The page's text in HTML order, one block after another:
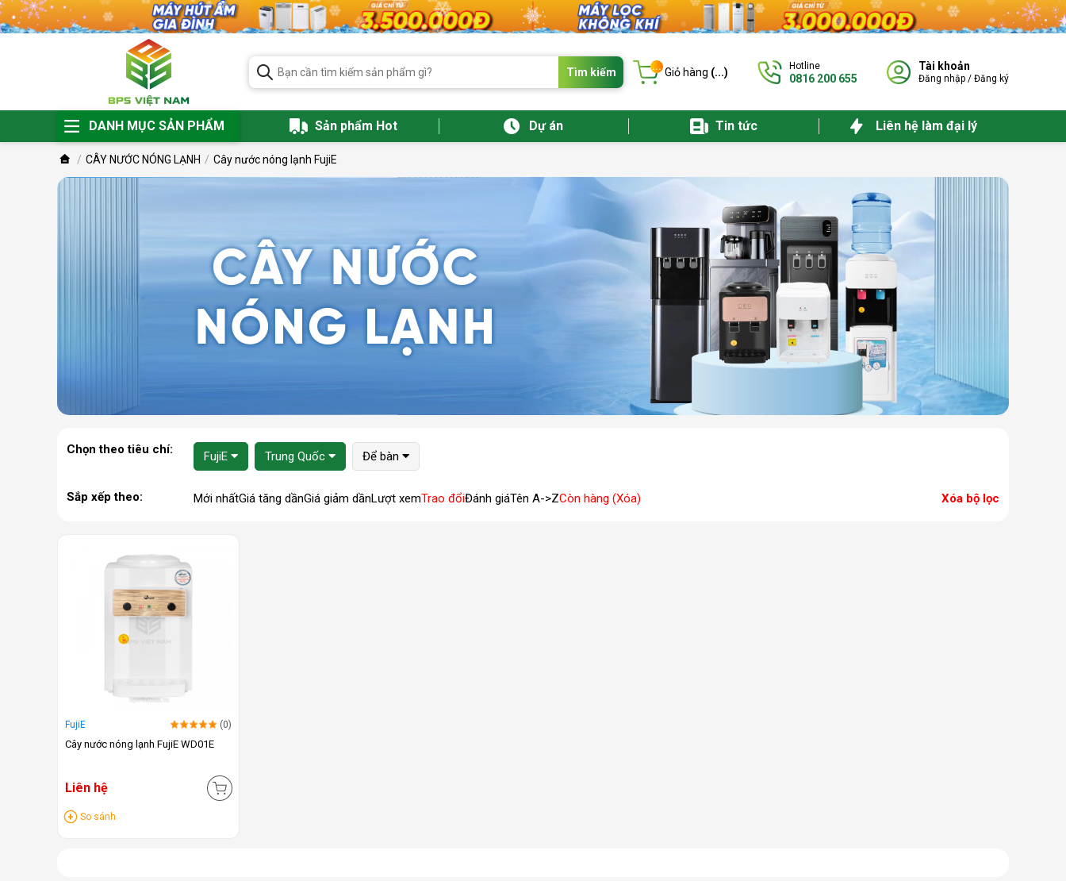
Tìm kiếm ... Giỏ hàng (...) Hotline
0816 200 655
Tài khoản
Đăng nhập / Đăng ký
DANH MỤC SẢN PHẨM Sản phẩm Hot Dự án Tin tức Liên hệ làm đại lý
CÂY NƯỚC NÓNG LẠNH Cây nước nóng lạnh FujiE
Chọn theo tiêu chí: FujiE Trung Quốc Để bàn
Sắp xếp theo: Mới nhấtGiá tăng dầnGiá giảm dầnLượt xemTrao đổiĐánh giáTên A->ZCòn hàng (Xóa) Xóa bộ lọc
FujiE (0)
Cây nước nóng lạnh FujiE WD01E
Liên hệ
So sánh